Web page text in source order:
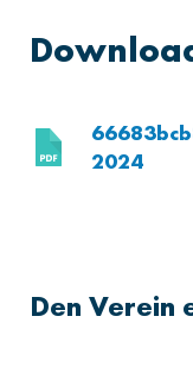
2024
Den Verein